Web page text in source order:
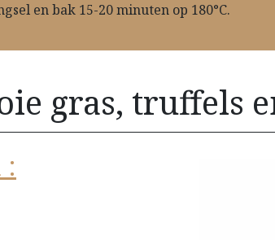
en bak 15-20 minuten op 180°C.
gras, truffels